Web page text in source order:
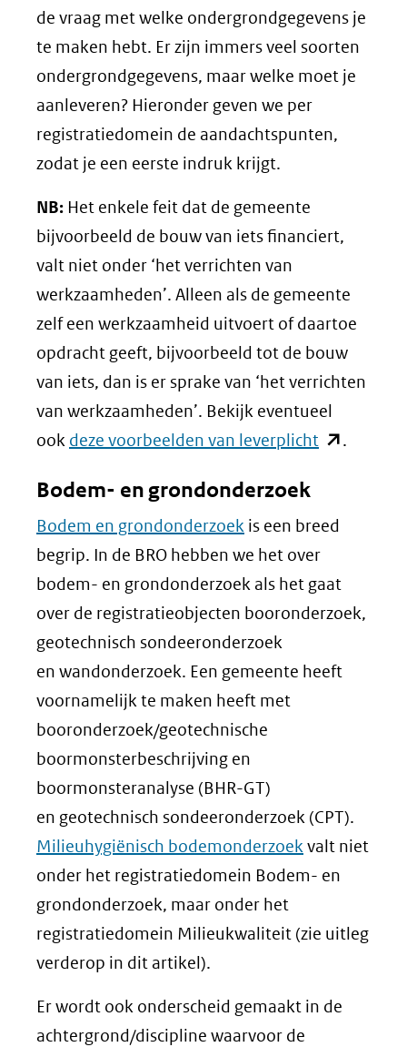
de vraag met welke ondergrondgegevens je
te maken hebt. Er zijn immers veel soorten
ondergrondgegevens, maar welke moet je
aanleveren? Hieronder geven we per
registratiedomein de aandachtspunten,
zodat je een eerste indruk krijgt.
NB: Het enkele feit dat de gemeente
bijvoorbeeld de bouw van iets financiert,
valt niet onder ‘het verrichten van
werkzaamheden’. Alleen als de gemeente
zelf een werkzaamheid uitvoert of daartoe
opdracht geeft, bijvoorbeeld tot de bouw
van iets, dan is er sprake van ‘het verrichten
van werkzaamheden’. Bekijk eventueel
ook deze voorbeelden van leverplicht (opent
venster)
(verwijst
naar
een
website)
.
Bodem- en grondonderzoek
Bodem en grondonderzoek is een breed
begrip. In de BRO hebben we het over
bodem- en grondonderzoek als het gaat
over de registratieobjecten booronderzoek,
geotechnisch sondeeronderzoek
en wandonderzoek. Een gemeente heeft
voornamelijk te maken heeft met
booronderzoek/geotechnische
boormonsterbeschrijving en
boormonsteranalyse (BHR-GT)
en geotechnisch sondeeronderzoek (CPT).
Milieuhygiënisch bodemonderzoekvalt niet
onder het registratiedomein Bodem- en
grondonderzoek, maar onder het
registratiedomein Milieukwaliteit (zie uitleg
verderop in dit artikel).
Er wordt ook onderscheid gemaakt in de
achtergrond/discipline waarvoor de